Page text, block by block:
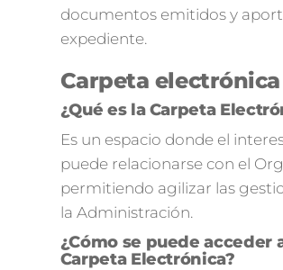
documentos emitidos y
expediente.
Carpeta electrónica
¿Qué es la Carpeta
Es un espacio donde el
puede relacionarse con el
permitiendo agilizar las
la Administración.
¿Cómo se puede acceder
Carpeta Electrónica?